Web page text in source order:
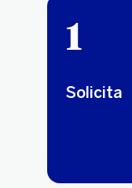
1
Solicita